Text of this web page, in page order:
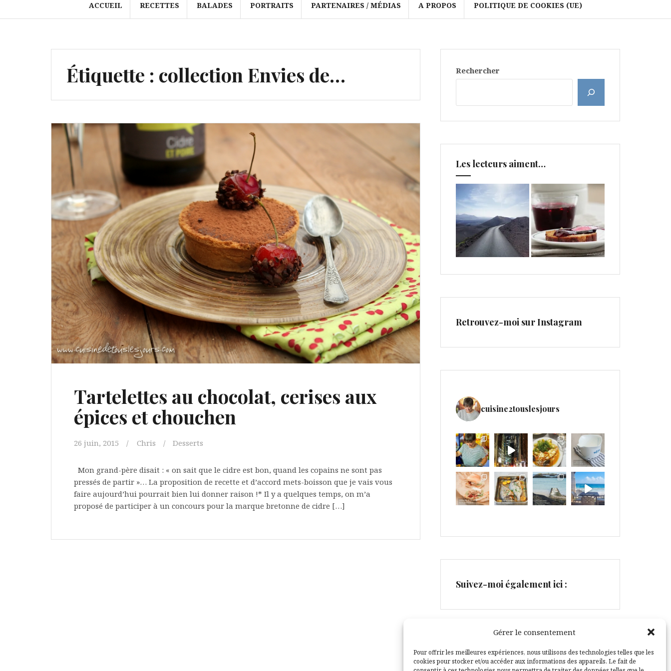
Gérer le consentement
Pour offrir les meilleures expériences, nous utilisons des technologies telles que les
cookies pour stocker et/ou accéder aux informations des appareils. Le fait de
ACCUEIL RECETTES BALADES PORTRAITS PARTENAIRES / MÉDIAS A PROPOS POLITIQUE DE COOKIES (UE)
Étiquette : collection Envies de…
Tartelettes au chocolat, cerises aux
épices et chouchen
26 juin, 2015 Chris Desserts
Mon grand-père disait : « on sait que le cidre est bon, quand les copains ne sont pas
pressés de partir »… La proposition de recette et d’accord mets-boisson que je vais vous
faire aujourd’hui pourrait bien lui donner raison !* Il y a quelques temps, on m’a
proposé de participer à un concours pour la marque bretonne de cidre […]
Rechercher
Les lecteurs aiment…
Retrouvez-moi sur Instagram
cuisine2touslesjours
Suivez-moi également ici :
Facebook
Pinterest